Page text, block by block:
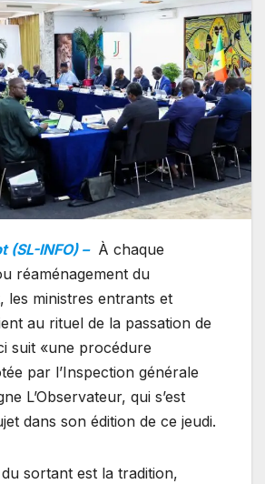
(SL-INFO) – À chaque
réaménagement du
les ministres entrants et
au rituel de la passation de
suit «une procédure
par l’Inspection générale
L’Observateur, qui s’est
dans son édition de ce jeudi.
sortant est la tradition,